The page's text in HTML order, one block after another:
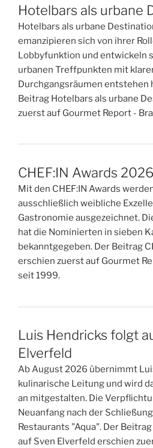
Hotelbars als urbane
Hotelbars als urbane
emanzipieren sich von ihrer
Lobbyfunktion und entwickeln
urbanen Treffpunkten mit
Durchgangsräumen entstehen
Beitrag Hotelbars als urbane
zuerst auf Gourmet Report -
CHEF:IN Awards 2026
Mit den CHEF:IN Awards
ausschließlich weibliche
Gastronomie ausgezeichnet.
hat die Nominierten in sieben
bekanntgegeben. Der Beitrag
erschien zuerst auf Gourmet
seit 1999.
Luis Hendricks folgt
Elverfeld
Ab August 2026 übernimmt
kulinarische Leitung und wird
an mitgestalten. Die
Neuanfang nach der
Restaurants "Aqua". Der
auf Sven Elverfeld erschien